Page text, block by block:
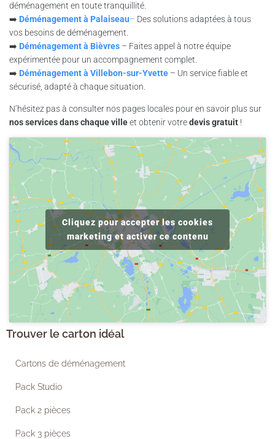
déménagement en toute tranquillité.
➡️ Déménagement à Palaiseau– Des solutions adaptées à tous
vos besoins de déménagement.
➡️ Déménagement à Bièvres – Faites appel à notre équipe
expérimentée pour un accompagnement complet.
➡️ Déménagement à Villebon-sur-Yvette – Un service fiable et
sécurisé, adapté à chaque situation.
N’hésitez pas à consulter nos pages locales pour en savoir plus sur
nos services dans chaque villeet obtenir votredevis gratuit !
Cliquez pour accepter les cookies
marketing et activer ce contenu
Trouver le carton idéal
Cartons de déménagement
Pack Studio
Pack 2 pièces
Pack 3 pièces